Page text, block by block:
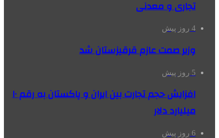
تجاری و معدنی
4 روز پیش
وزیر صمت عازم قرقیزستان شد
5 روز پیش
افزایش حجم تجارت بین ایران و پاکستان به رقم ۱۰
میلیارد دلار
6 روز پیش